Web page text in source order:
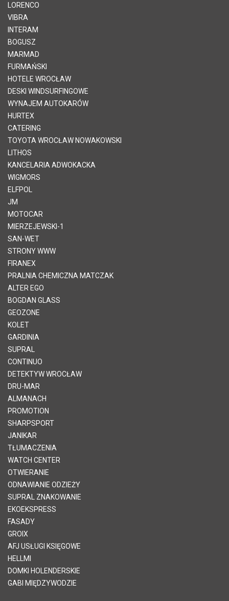
LORENCO
VIBRA
INTERAM
BOGUSZ
MARMAD
FURMAŃSKI
HOTELE WROCŁAW
DESKI WINDSURFINGOWE
WYNAJEM AUTOKARÓW
HURTEX
CATERING
TOYOTA WROCŁAW NOWAKOWSKI
LITHOS
KANCELARIA ADWOKACKA
WIGMORS
ELFPOL
JM
MOTOCAR
MIERZEJEWSKI-1
SAN-WET
STRONY WWW
FIRANEX
PRALNIA CHEMICZNA MATCZAK
ALTER EGO
BOGDAN GLASS
GEOZONE
KOLET
GARDINIA
SUPRAL
CONTINUO
DETEKTYW WROCŁAW
DRU-MAR
ALMANACH
PROMOTION
SHARPSPORT
JANIKAR
TŁUMACZENIA
WATCH CENTER
OTWIERANIE
ODNAWIANIE ODZIEŻY
SUPRAL ZNAKOWANIE
EKOEKSPRESS
FASADY
GROIX
AFJ USŁUGI KSIĘGOWE
HELLMI
DOMKI HOLENDERSKIE
GABI MIĘDZYWODZIE